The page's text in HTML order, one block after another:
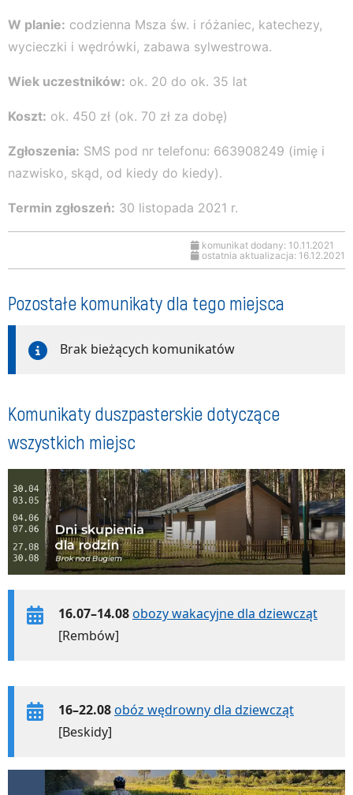
W planie: codzienna Msza św. i różaniec, katechezy,
wycieczki i wędrówki, zabawa sylwestrowa.
Wiek uczestników: ok. 20 do ok. 35 lat
Koszt: ok. 450 zł (ok. 70 zł za dobę)
Zgłoszenia: SMS pod nr telefonu: 663908249 (imię i
nazwisko, skąd, od kiedy do kiedy).
Termin zgłoszeń: 30 listopada 2021 r.
komunikat dodany: 10.11.2021
ostatnia aktualizacja: 16.12.2021
Pozostałe komunikaty dla tego miejsca
Brak bieżących komunikatów
Komunikaty duszpasterskie dotyczące
wszystkich miejsc
16.07–14.08obozy wakacyjne dla dziewcząt
[Rembów]
16–22.08obóz wędrowny dla dziewcząt
[Beskidy]